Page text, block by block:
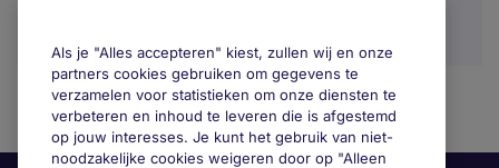
Als je "Alles accepteren" kiest, zullen wij en onze
partners cookies gebruiken om gegevens te
verzamelen voor statistieken om onze diensten te
verbeteren en inhoud te leveren die is afgestemd
op jouw interesses. Je kunt het gebruik van niet-
noodzakelijke cookies weigeren door op "Alleen